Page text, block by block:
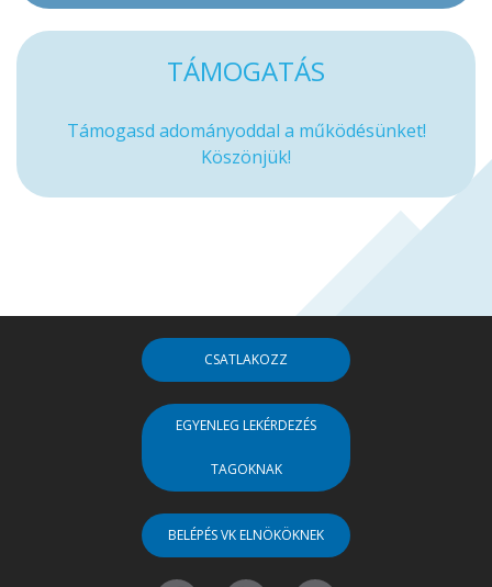
TÁMOGATÁS
Támogasd adományoddal a működésünket!
Köszönjük!
CSATLAKOZZ
EGYENLEG LEKÉRDEZÉS
TAGOKNAK
BELÉPÉS VK ELNÖKÖKNEK